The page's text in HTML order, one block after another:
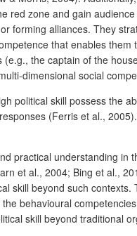
red zone and gain
forming alliances. They
that enables
the captain of the
dimensional social
political skill possess the
(Ferris et al.,
practical understanding
et al., 2004; Bing et al.,
skill beyond such
behavioural
skill beyond traditional